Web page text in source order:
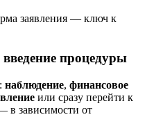
заявления — ключ к
введение процедуры
наблюдение, финансовое
или сразу перейти к
в зависимости от